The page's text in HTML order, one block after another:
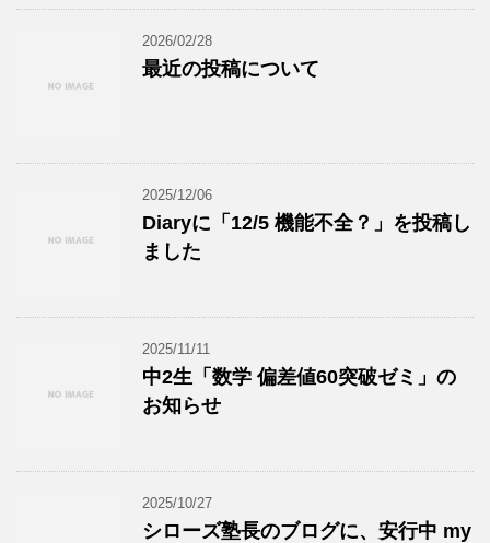
2026/02/28
最近の投稿について
2025/12/06
Diaryに「12/5 機能不全？」を投稿し
ました
2025/11/11
中2生「数学 偏差値60突破ゼミ」の
お知らせ
2025/10/27
シローズ塾長のブログに、安行中 my